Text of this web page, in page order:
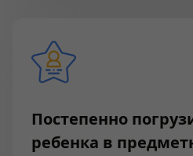
Постепенно
ребенка в